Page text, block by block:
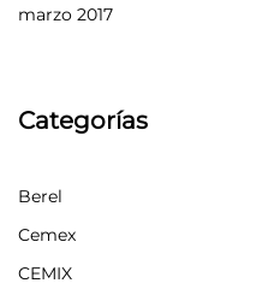
marzo 2017
Categorías
Berel
Cemex
CEMIX